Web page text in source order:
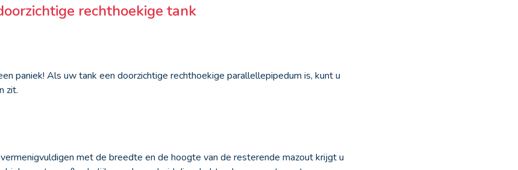
rechthoekige tank
paniek! Als uw tank een doorzichtige rechthoekige parallellepipedum is, kunt u
zit.
met de breedte en de hoogte van de resterende mazout krijgt u